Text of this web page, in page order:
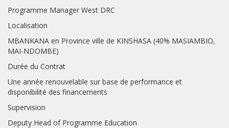
Programme Manager West DRC
Localisation
MBANKANA en Province ville de KINSHASA (40% MASIAMBIO,
MAI-NDOMBE)
Durée du Contrat
Une année renouvelable sur base de performance et
disponibilité des financements
Supervision
Deputy Head of Programme Education